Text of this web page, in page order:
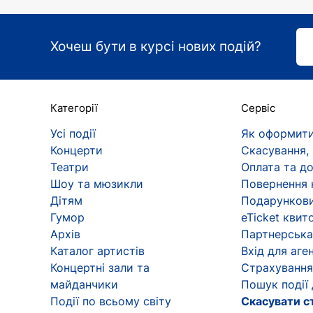
З 2002 року творча біографія Висоцької
"Чайка", "Міс Жюлі", "Дядя Ваня" тощо),
дурнів". Ця роль принесла їй всенародне
психіатричну лікарню, спостерігала за
знімалася в дешевих мелодрамах,
своїм принципам, ретельно обираючи ролі
Гастрономічна кар'єра
Юлія Олександрівна знайома багатьом
мільйони глядачів. Крім того, що її
процес приготування. Поєднавши
як актрису, а й як успішну телеведучу,
українського телепроєкту "Пекельна
Vysotskaya".
Хочеш бути в курсі нових подій?
Категорії
Усі події
Концерти
Театри
Шоу та мюзикли
Дітям
Гумор
Архів
Каталог артистів
Концертні зали та
майданчики
Події по всьому світу
Сервіс
Як
Скасування,
Оплата та
Повернення
eTicket
Вхід для
Пошук події
Скасувати